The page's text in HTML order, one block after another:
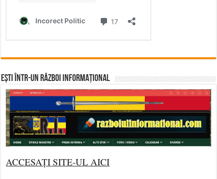
Ești într-un RĂZBOI INFORMAȚIONAL
ACCESAȚI SITE-UL AICI